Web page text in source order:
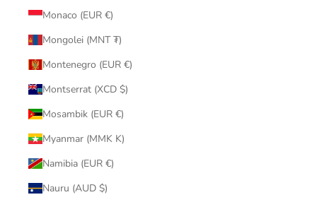
Monaco (EUR €)
Mongolei (MNT ₮)
Montenegro (EUR €)
Montserrat (XCD $)
Mosambik (EUR €)
Myanmar (MMK K)
Namibia (EUR €)
Nauru (AUD $)